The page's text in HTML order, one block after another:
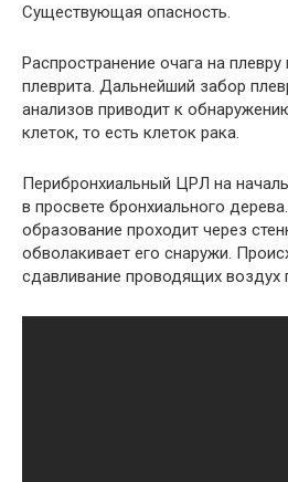
Существующая опасность.
Распространение очага на
плеврита. Дальнейший забор
анализов приводит к
клеток, то есть клеток рака.
Перибронхиальный ЦРЛ на
в просвете бронхиального
образование проходит через
обволакивает его снаружи.
сдавливание проводящих воздух